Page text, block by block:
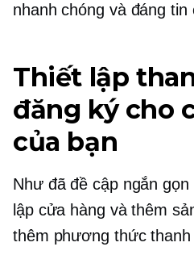
nhanh chóng và đáng tin
Thiết lập
đăng ký cho
của bạn
Như đã đề cập ngắn
lập cửa hàng và thêm
thêm phương thức